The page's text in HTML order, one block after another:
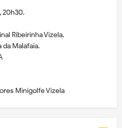
20h30.
Ribeirinha Vizela.
da Malafaia.
Minigolfe Vizela